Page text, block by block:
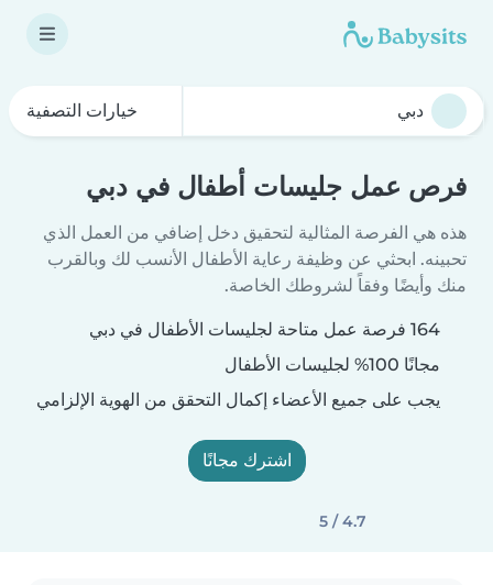
خيارات التصفية
فرص عمل جليسات أطفال في دبي
هذه هي الفرصة المثالية لتحقيق دخل إضافي من العمل الذي
تحبينه. ابحثي عن وظيفة رعاية الأطفال الأنسب لك وبالقرب
منك وأيضًا وفقاً لشروطك الخاصة.
164 فرصة عمل متاحة لجليسات الأطفال في دبي
مجانًا 100% لجليسات الأطفال
يجب على جميع الأعضاء إكمال التحقق من الهوية الإلزامي
اشترك مجانًا
4.7 / 5